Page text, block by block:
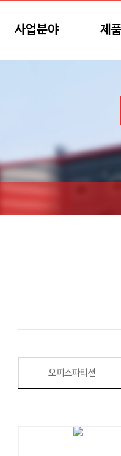
사업분야 제
오피스파티션